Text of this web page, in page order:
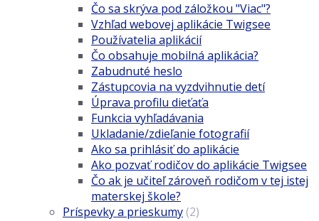
Čo sa skrýva pod záložkou "Viac"?
Vzhľad webovej aplikácie Twigsee
Používatelia aplikácií
Čo obsahuje mobilná aplikácia?
Zabudnuté heslo
Zástupcovia na vyzdvihnutie detí
Úprava profilu dieťaťa
Funkcia vyhľadávania
Ukladanie/zdieľanie fotografií
Ako sa prihlásiť do aplikácie
Ako pozvať rodičov do aplikácie Twigsee
Čo ak je učiteľ zároveň rodičom v tej istej
materskej škole?
Príspevky a prieskumy (2)